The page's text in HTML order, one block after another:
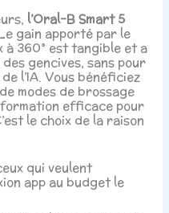
l’Oral-B Smart 5
gain apporté par le
à 360° est tangible et a
gencives, sans pour
l’IA. Vous bénéficiez
modes de brossage
efficace pour
le choix de la raison
qui veulent
app au budget le